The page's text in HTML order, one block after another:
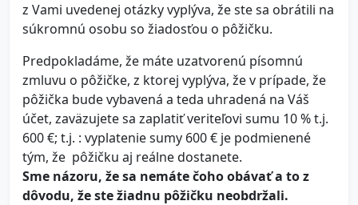
z Vami uvedenej otázky vyplýva, že ste sa obrátili na
súkromnú osobu so žiadosťou o pôžičku.
Predpokladáme, že máte uzatvorenú písomnú
zmluvu o pôžičke, z ktorej vyplýva, že v prípade, že
pôžička bude vybavená a teda uhradená na Váš
účet, zaväzujete sa zaplatiť veriteľovi sumu 10 % t.j.
600 €; t.j. : vyplatenie sumy 600 € je podmienené
tým, že pôžičku aj reálne dostanete.
Sme názoru, že sa nemáte čoho obávať a to z
dôvodu, že ste žiadnu pôžičku neobdržali.